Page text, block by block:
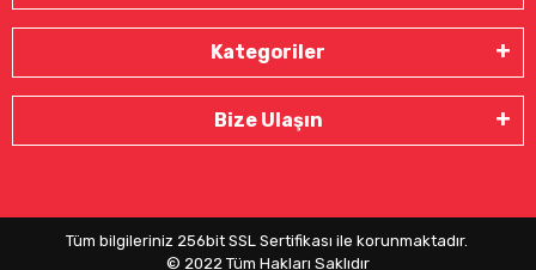
Kategoriler
Bize Ulaşın
Tüm bilgileriniz 256bit SSL Sertifikası ile korunmaktadır.
© 2022 Tüm Hakları Saklıdır